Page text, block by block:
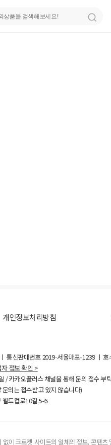
개인정보처리방침
통신판매번호 2019-서울마포-1239 ㅣ 호
자 정보 확인 >
/ 카카오플러스 채널을 통해 문의 접수 부
의는 접수받고 있지 않습니다)
월드컵로10길5-6
이 크로켓 사이트의 일체의 정보, 콘텐